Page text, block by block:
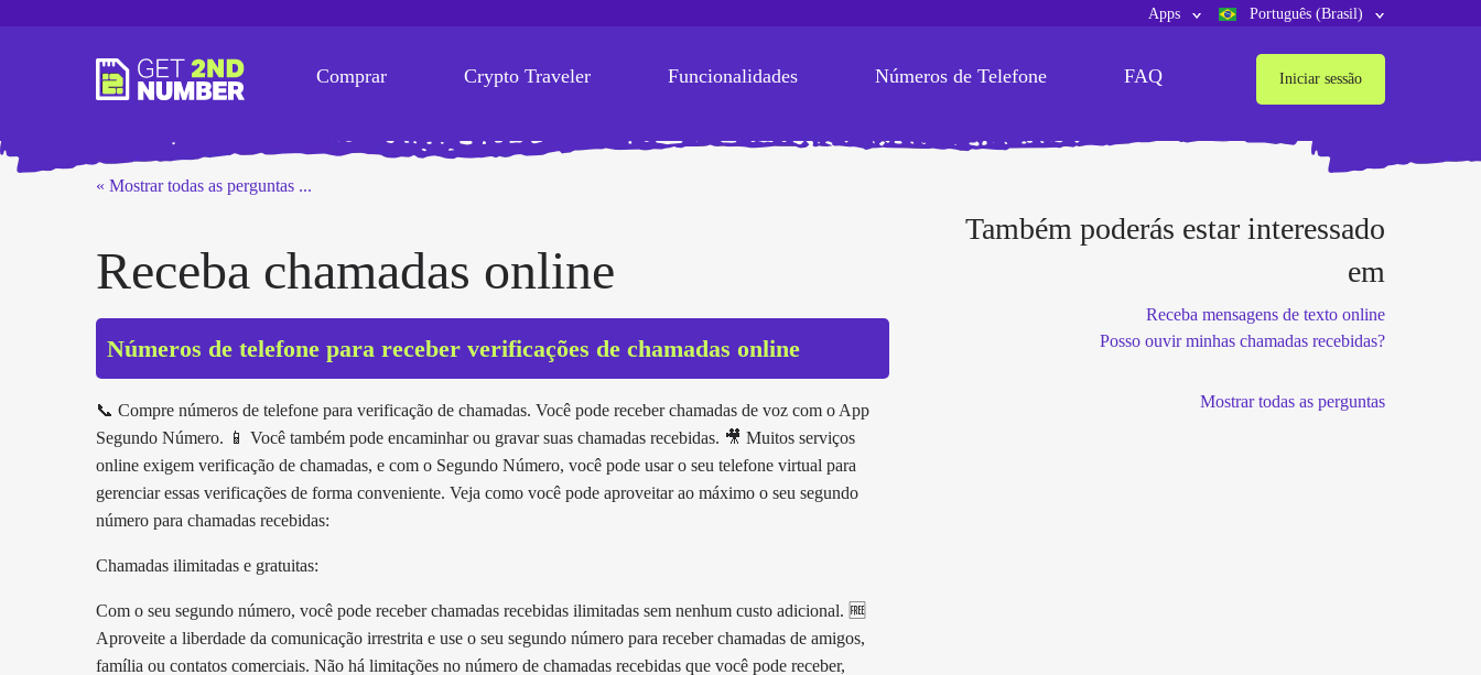
Português (Brasil)
Apps
Comprar Crypto Traveler Funcionalidades Números de Telefone FAQ Iniciar sessão
« Mostrar todas as perguntas ...
Receba chamadas online
Números de telefone para receber verificações de chamadas online
📞 Compre números de telefone para verificação de chamadas. Você pode receber chamadas de voz com o App
Segundo Número. 📱 Você também pode encaminhar ou gravar suas chamadas recebidas. 🎥 Muitos serviços
online exigem verificação de chamadas, e com o Segundo Número, você pode usar o seu telefone virtual para
gerenciar essas verificações de forma conveniente. Veja como você pode aproveitar ao máximo o seu segundo
número para chamadas recebidas:
Chamadas ilimitadas e gratuitas:
Com o seu segundo número, você pode receber chamadas recebidas ilimitadas sem nenhum custo adicional. 🆓
Aproveite a liberdade da comunicação irrestrita e use o seu segundo número para receber chamadas de amigos,
família ou contatos comerciais. Não há limitações no número de chamadas recebidas que você pode receber,
Também poderás estar interessado
em
Receba mensagens de texto online
Posso ouvir minhas chamadas recebidas?
Mostrar todas as perguntas